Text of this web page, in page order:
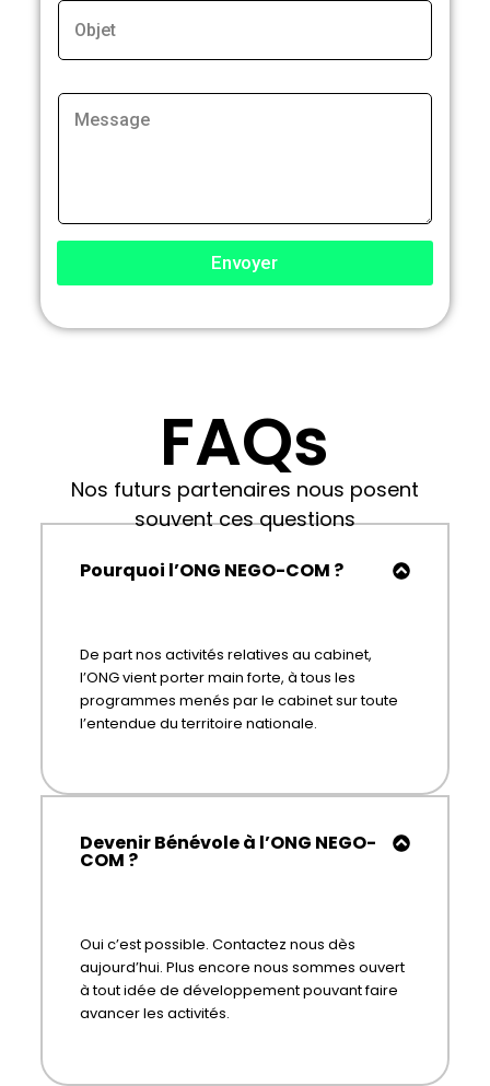
Envoyer
FAQs
Nos futurs partenaires nous posent
souvent ces questions
Pourquoi l’ONG NEGO-COM ?
De part nos activités relatives au cabinet,
l’ONG vient porter main forte, à tous les
programmes menés par le cabinet sur toute
l’entendue du territoire nationale.
Devenir Bénévole à l’ONG NEGO-
COM ?
Oui c’est possible. Contactez nous dès
aujourd’hui. Plus encore nous sommes ouvert
à tout idée de développement pouvant faire
avancer les activités.